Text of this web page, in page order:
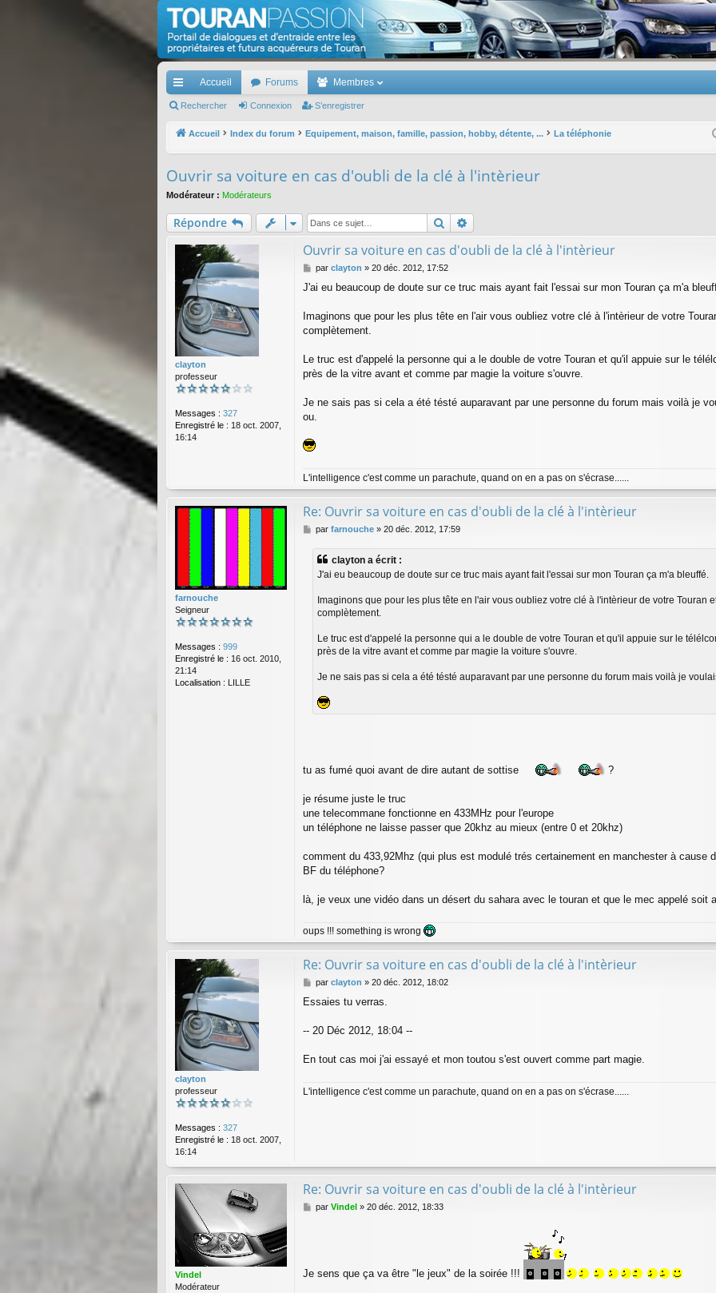
TouranPassion
Le forum des propriétaires ou futurs acquéreurs du Volkswagen Touran
cc
ès
ra
pi
de
Accueil Forums Membres
Rechercher Connexion S’enregistrer
Accueil Index du forum Equipement, maison, famille, passion, hobby, détente, ... La téléphonie
Ouvrir sa voiture en cas d'oubli de la clé à l'intèrieur
Modérateur : Modérateurs
Répondre Rechercher
clayton
professeur
Messages : 327
Enregistré le : 18 oct. 2007,
16:14
Ouvrir sa voiture en cas d'oubli de la clé à l'intèrieur
M
s
a
g
par clayton » 20 déc. 2012, 17:52
J'ai eu beaucoup de doute sur ce truc mais ayant fait l'essai sur mon Touran ça m'a
Imaginons que pour les plus tête en l'air vous oubliez votre clé à l'intèrieur de votre
complètement.
Le truc est d'appelé la personne qui a le double de votre Touran et qu'il appuie sur le
près de la vitre avant et comme par magie la voiture s'ouvre.
Je ne sais pas si cela a été tésté auparavant par une personne du forum mais voilà je
ou.
L'intelligence c'est comme un parachute, quand on en a pas on s'écrase......
farnouche
Seigneur
Messages : 999
Enregistré le : 16 oct. 2010,
21:14
Localisation : LILLE
Re: Ouvrir sa voiture en cas d'oubli de la clé à l'intèrieur
M
par farnouche» 20 déc. 2012, 17:59
clayton a écrit :
J'ai eu beaucoup de doute sur ce truc mais ayant fait l'essai sur mon Touran ça m'a bleuffé.
Imaginons que pour les plus tête en l'air vous oubliez votre clé à l'intèrieur de votre Touran
complètement.
Le truc est d'appelé la personne qui a le double de votre Touran et qu'il appuie sur le
près de la vitre avant et comme par magie la voiture s'ouvre.
Je ne sais pas si cela a été tésté auparavant par une personne du forum mais voilà je
tu as fumé quoi avant de dire autant de sottise ?
je résume juste le truc
une telecommane fonctionne en 433MHz pour l'europe
un téléphone ne laisse passer que 20khz au mieux (entre 0 et 20khz)
comment du 433,92Mhz (qui plus est modulé trés certainement en manchester à cause
BF du téléphone?
là, je veux une vidéo dans un désert du sahara avec le touran et que le mec appelé soit
oups !!! something is wrong
clayton
professeur
Messages : 327
Enregistré le : 18 oct. 2007,
16:14
Re: Ouvrir sa voiture en cas d'oubli de la clé à l'intèrieur
M
s
a
par clayton » 20 déc. 2012, 18:02
Essaies tu verras.
-- 20 Déc 2012, 18:04 --
En tout cas moi j'ai essayé et mon toutou s'est ouvert comme part magie.
L'intelligence c'est comme un parachute, quand on en a pas on s'écrase......
Vindel
Modérateur
Re: Ouvrir sa voiture en cas d'oubli de la clé à l'intèrieur
M
e
par Vindel» 20 déc. 2012, 18:33
Je sens que ça va être "le jeux" de la soirée !!!